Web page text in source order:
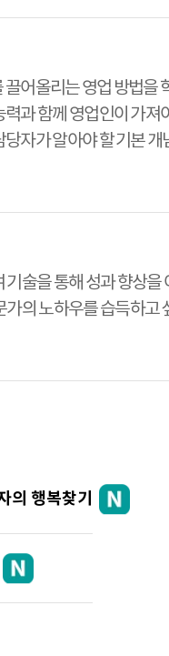
끌어올리는 영업 방법을
력과 함께 영업인이 가져
당자가 알아야 할 기본
기술을 통해 성과 향상을
가의 노하우를 습득하고
의 행복찾기